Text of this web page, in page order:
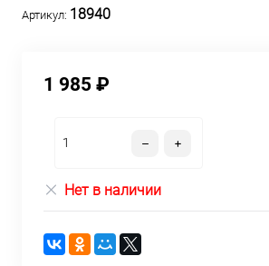
Артикул: 18940
1 985 ₽
Нет в наличии